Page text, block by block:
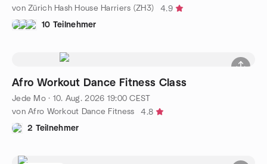
von Zürich Hash House Harriers (ZH3)
4.9
10 Teilnehmer
Afro Workout Dance Fitness Class
Jede Mo· 10. Aug. 2026 19:00 CEST
von Afro Workout Dance Fitness
4.8
2 Teilnehmer